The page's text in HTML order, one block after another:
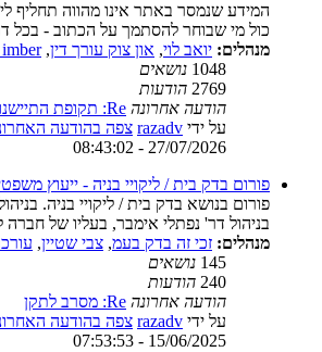
המידע שנמסר באתר אינו מהווה תחליף
כול מי שבוחר להסתמך על הכתוב - בכל
מנהלים: יואב לוי, און צוק עורך דין,
1048 נושאים
2769 הודעות
הודעה אחרונה Re: תקופת התיישנות לתמ"א 38/א
על ידי razadv צפה בהודעה
27/07/2026 - 08:43:02
פורום בדק בית / ליקויי בניה - ייעוץ
פורום בנושא בדק בית / ליקויי בניה.
בניהול דר' נפתלי אימבר, בעליו של
מנהלים: זכי זה בדק בעמ, צבי שטיין,
145 נושאים
240 הודעות
הודעה אחרונה Re: מסרב לתקן
על ידי razadv צפה בהודעה
15/06/2025 - 07:53:53